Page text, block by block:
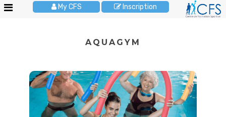
My CFS Inscription
enfants
Activités
enfants
AQUAGYM